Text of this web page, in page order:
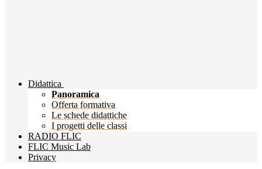
Didattica
Panoramica
Offerta formativa
Le schede didattiche
I progetti delle classi
RADIO FLIC
FLIC Music Lab
Privacy